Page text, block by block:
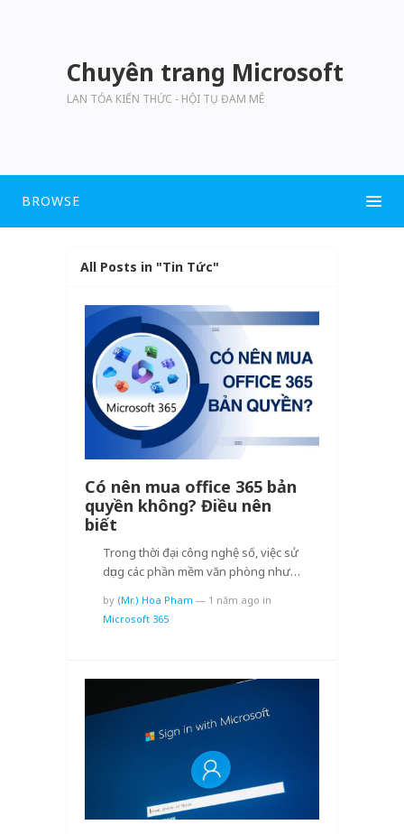
Chuyên trang Microsoft
LAN TỎA KIẾN THỨC - HỘI TỤ ĐAM MÊ
BROWSE
All Posts in "Tin Tức"
Có nên mua office 365 bản
quyền không? Điều nên
biết
Trong thời đại công nghệ số, việc sử
dụng các phần mềm văn phòng như…
by (Mr.) Hoa Pham — 1 năm ago in
Microsoft 365